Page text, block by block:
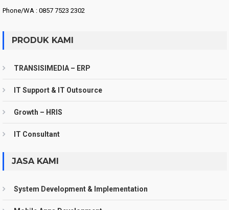
Phone/WA : 0857 7523 2302
PRODUK KAMI
TRANSISIMEDIA – ERP
IT Support & IT Outsource
Growth – HRIS
IT Consultant
JASA KAMI
System Development & Implementation